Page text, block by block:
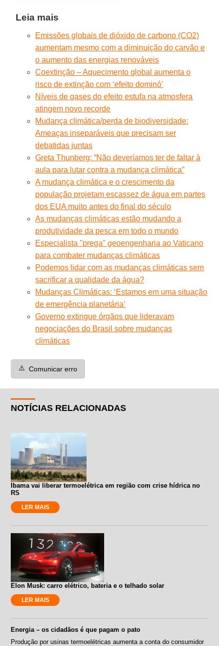
Leia mais
Emissões globais de dióxido de carbono (CO2)
aumentam mesmo com a diminuição do carvão e
o aumento das energias renováveis
Coextinção – Aquecimento global aumenta o
risco de extinção com ‘efeito dominó’
Níveis de gases do efeito estufa na atmosfera
atingem novo recorde
Mudança climática/perda de biodiversidade:
Ameaças inseparáveis que precisam ser
debatidas juntas
Greta Thunberg: “Não deveríamos ter de faltar à
aula para lutar contra a mudança climática”
A mudança climática e o crescimento da
população projetam escassez de água em partes
dos EUA muito antes do final do século
As mudanças climáticas estão mudando a
produtividade da pesca em todo o mundo
Especialista ''prega'' geoengenharia ao Vaticano
para combater mudanças climáticas
Podemos lidar com as mudanças climáticas sem
sacrificar a qualidade da água?
Mudanças Climáticas: ‘Estamos em uma situação
de emergência planetária’
Governo extingue órgãos que lideravam
negociações do Brasil sobre mudanças
climáticas
⚠️ Comunicar erro
NOTÍCIAS RELACIONADAS
Ibama vai liberar termoelétrica em região com crise hídrica no
RS
LER MAIS
Elon Musk: carro elétrico, bateria e o telhado solar
LER MAIS
Energia – os cidadãos é que pagam o pato
Produção por usinas termoelétricas aumenta a conta do consumidor